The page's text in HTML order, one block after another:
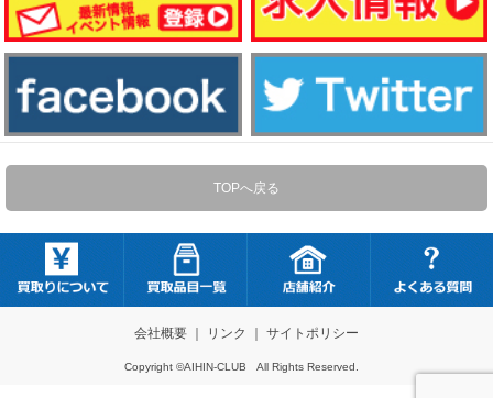
TOPへ戻る
会社概要｜ リンク サイトポリシー
Copyright ©AIHIN-CLUB All Rights Reserved.